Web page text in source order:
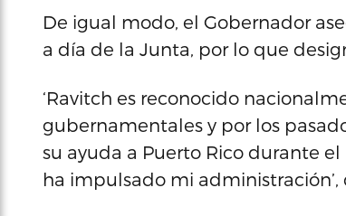
De igual modo, el Gobernador
a día de la Junta, por lo que
‘Ravitch es reconocido
gubernamentales y por los
su ayuda a Puerto Rico durante
ha impulsado mi administración’,